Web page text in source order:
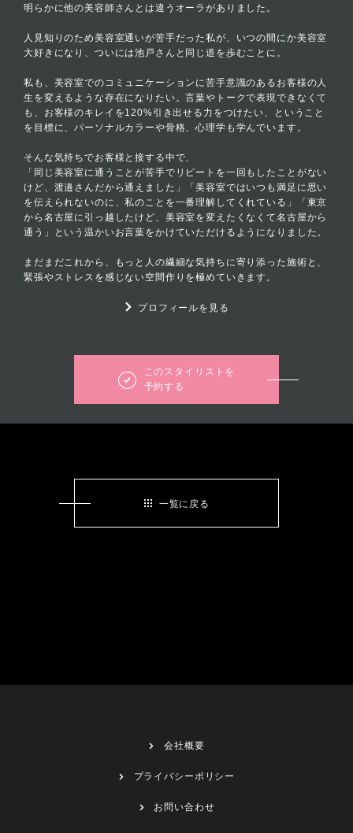
明らかに他の美容師さんとは違うオーラがありました。
人見知りのため美容室通いが苦手だった私が、いつの間にか美容室
大好きになり、ついには池戸さんと同じ道を歩むことに。
私も、美容室でのコミュニケーションに苦手意識のあるお客様の人
生を変えるような存在になりたい。言葉やトークで表現できなくて
も、お客様のキレイを120%引き出せる力をつけたい、ということ
を目標に、パーソナルカラーや骨格、心理学も学んでいます。
そんな気持ちでお客様と接する中で、
「同じ美容室に通うことが苦手でリピートを一回もしたことがない
けど、渡邉さんだから通えました」「美容室ではいつも満足に思い
を伝えられないのに、私のことを一番理解してくれている」「東京
から名古屋に引っ越したけど、美容室を変えたくなくて名古屋から
通う」という温かいお言葉をかけていただけるようになりました。
まだまだこれから、もっと人の繊細な気持ちに寄り添った施術と、
緊張やストレスを感じない空間作りを極めていきます。
プロフィールを見る
このスタイリストを
予約する
一覧に戻る
会社概要
プライバシーポリシー
お問い合わせ